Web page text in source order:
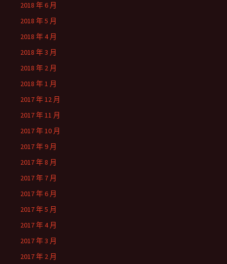
2018 年 6 月
2018 年 5 月
2018 年 4 月
2018 年 3 月
2018 年 2 月
2018 年 1 月
2017 年 12 月
2017 年 11 月
2017 年 10 月
2017 年 9 月
2017 年 8 月
2017 年 7 月
2017 年 6 月
2017 年 5 月
2017 年 4 月
2017 年 3 月
2017 年 2 月